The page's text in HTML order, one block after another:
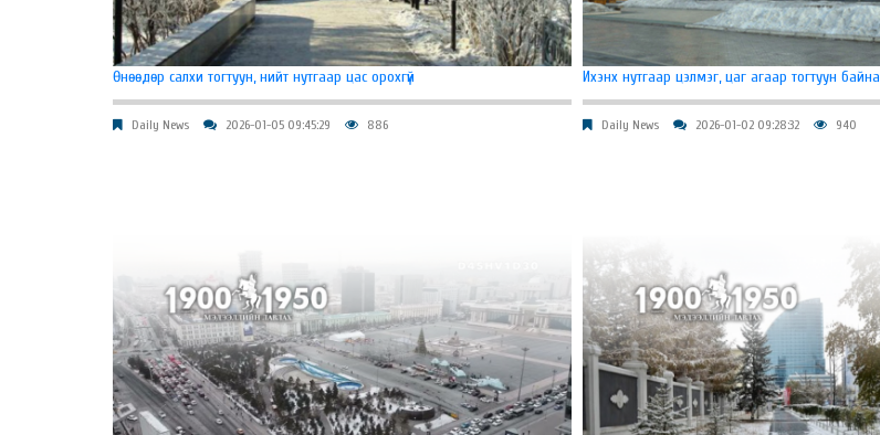
Өнөөдөр салхи тогтуун, нийт нутгаар цас орохгүй
Daily News 2026-01-05 09:45:29 886
Ихэнх нутгаар цэлмэг, цаг агаар тогтуун байна
Daily News 2026-01-02 09:28:32 940